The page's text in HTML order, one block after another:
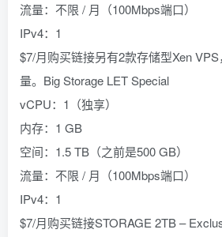
流量：不限 / 月（100Mbps端口）
IPv4：1
$7/月购买链接另有2款存储型Xen
量。Big Storage LET Special
vCPU：1（独享）
内存：1 GB
空间：1.5 TB（之前是500 GB）
流量：不限 / 月（100Mbps端口）
IPv4：1
$7/月购买链接STORAGE 2TB –